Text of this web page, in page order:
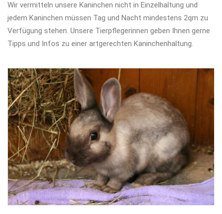
Wir vermitteln unsere Kaninchen nicht in Einzelhaltung und
jedem Kaninchen müssen Tag und Nacht mindestens 2qm zu
Verfügung stehen. Unsere Tierpflegerinnen geben Ihnen gerne
Tipps und Infos zu einer artgerechten Kaninchenhaltung.